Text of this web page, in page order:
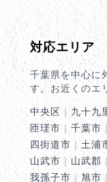
対応エリア
千葉県を中心に
す。お近くのエ
中央区 ｜九十九
匝瑳市 ｜ 千葉市 ｜
四街道市 ｜ 土浦
山武市 ｜山武郡 ｜
我孫子市｜ 旭市